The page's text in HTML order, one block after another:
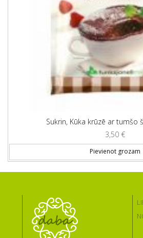
Sukrin, Kūka krūzē ar tumšo
3,50 €
Pievienot grozam